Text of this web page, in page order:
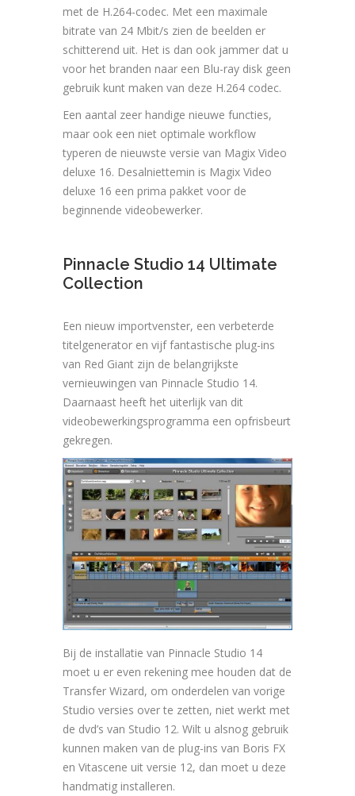
met de H.264-codec. Met een maximale
bitrate van 24 Mbit/s zien de beelden er
schitterend uit. Het is dan ook jammer dat u
voor het branden naar een Blu-ray disk geen
gebruik kunt maken van deze H.264 codec.
Een aantal zeer handige nieuwe functies,
maar ook een niet optimale workflow
typeren de nieuwste versie van Magix Video
deluxe 16. Desalniettemin is Magix Video
deluxe 16 een prima pakket voor de
beginnende videobewerker.
Pinnacle Studio 14 Ultimate
Collection
Een nieuw importvenster, een verbeterde
titelgenerator en vijf fantastische plug-ins
van Red Giant zijn de belangrijkste
vernieuwingen van Pinnacle Studio 14.
Daarnaast heeft het uiterlijk van dit
videobewerkingsprogramma een opfrisbeurt
gekregen.
Bij de installatie van Pinnacle Studio 14
moet u er even rekening mee houden dat de
Transfer Wizard, om onderdelen van vorige
Studio versies over te zetten, niet werkt met
de dvd’s van Studio 12. Wilt u alsnog gebruik
kunnen maken van de plug-ins van Boris FX
en Vitascene uit versie 12, dan moet u deze
handmatig installeren.